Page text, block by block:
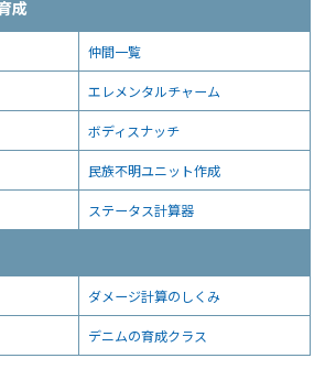
成
仲間一覧
エレメンタルチャーム
ボディスナッチ
民族不明ユニット作成
ステータス計算器
ダメージ計算のしくみ
デニムの育成クラス